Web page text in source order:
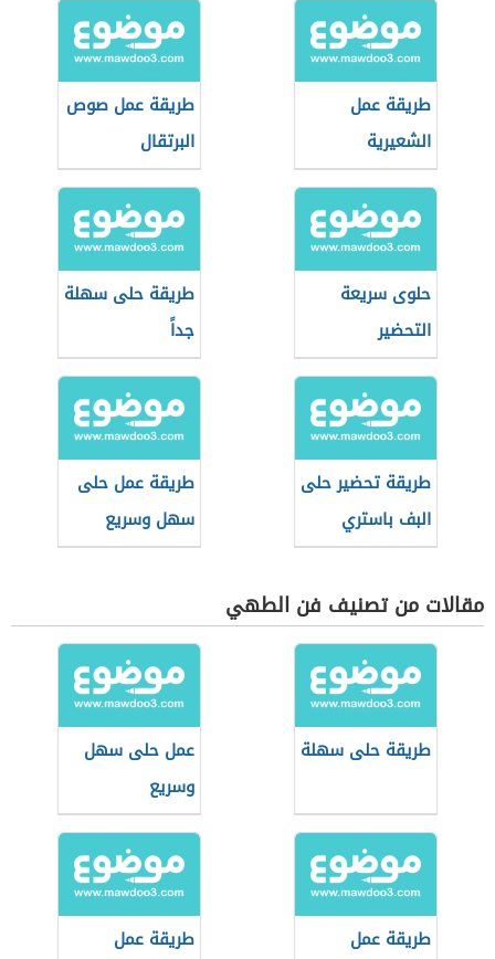
طريقة عمل
الشعيرية
طريقة عمل صوص
البرتقال
حلوى سريعة
التحضير
طريقة حلى سهلة
جداً
طريقة تحضير حلى
البف باستري
طريقة عمل حلى
سهل وسريع
مقالات من تصنيف فن الطهي
طريقة حلى سهلة
عمل حلى سهل
وسريع
طريقة عمل
طريقة عمل